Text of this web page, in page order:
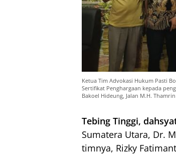
Ketua Tim Advokasi Hukum Pasti
Sertifikat Penghargaan kepada
Bakoel Hideung, Jalan M.H.
Tebing Tinggi,
Sumatera Utara, Dr.
timnya, Rizky